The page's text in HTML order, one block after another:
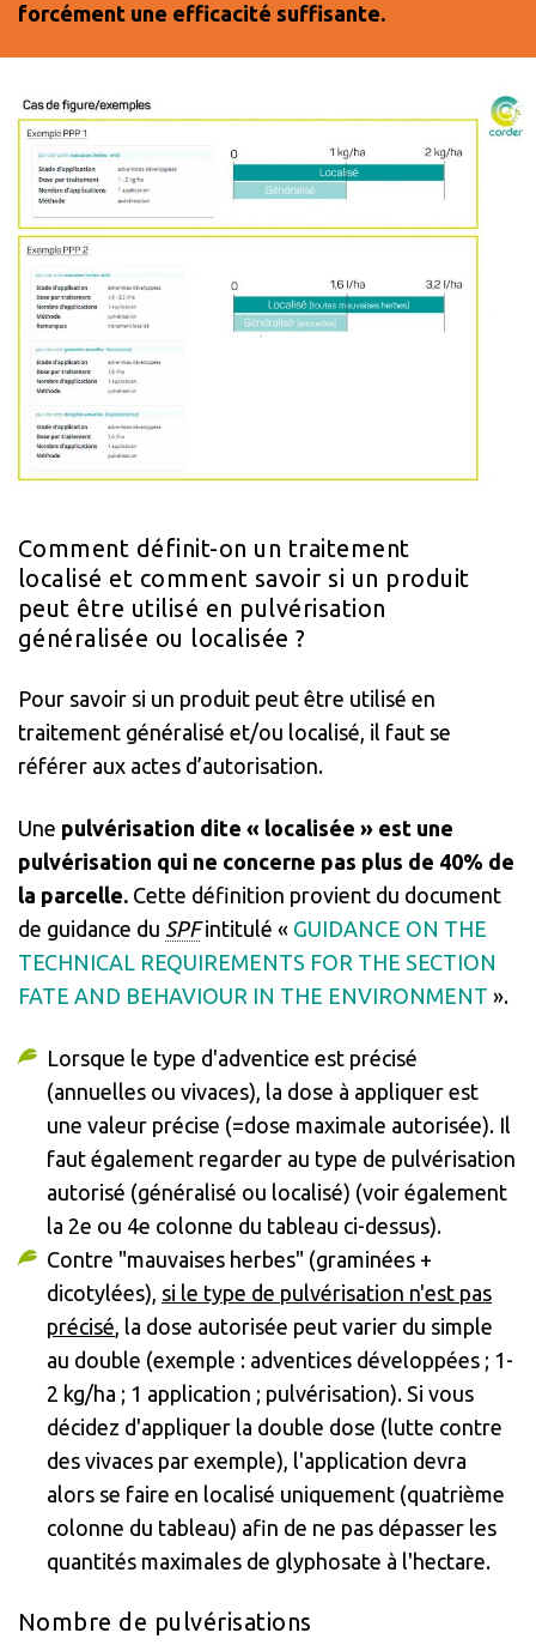
forcément une efficacité suffisante.
Comment définit-on un traitement
localisé et comment savoir si un produit
peut être utilisé en pulvérisation
généralisée ou localisée ?
Pour savoir si un produit peut être utilisé en
traitement généralisé et/ou localisé, il faut se
référer aux actes d’autorisation.
Une pulvérisation dite « localisée » est une
pulvérisation qui ne concerne pas plus de 40% de
la parcelle.Cette définition provient du document
de guidance du SPFintitulé « GUIDANCE ON THE
TECHNICAL REQUIREMENTS FOR THE SECTION
FATE AND BEHAVIOUR IN THE ENVIRONMENT ».
Lorsque le type d'adventice est précisé
(annuelles ou vivaces), la dose à appliquer est
une valeur précise (=dose maximale autorisée). Il
faut également regarder au type de pulvérisation
autorisé (généralisé ou localisé) (voir également
la 2e ou 4e colonne du tableau ci-dessus).
Contre "mauvaises herbes" (graminées +
dicotylées), si le type de pulvérisation n'est pas
précisé , la dose autorisée peut varier du simple
au double (exemple : adventices développées ; 1-
2 kg/ha ; 1 application ; pulvérisation). Si vous
décidez d'appliquer la double dose (lutte contre
des vivaces par exemple), l'application devra
alors se faire en localisé uniquement (quatrième
colonne du tableau) afin de ne pas dépasser les
quantités maximales de glyphosate à l'hectare.
Nombre de pulvérisations